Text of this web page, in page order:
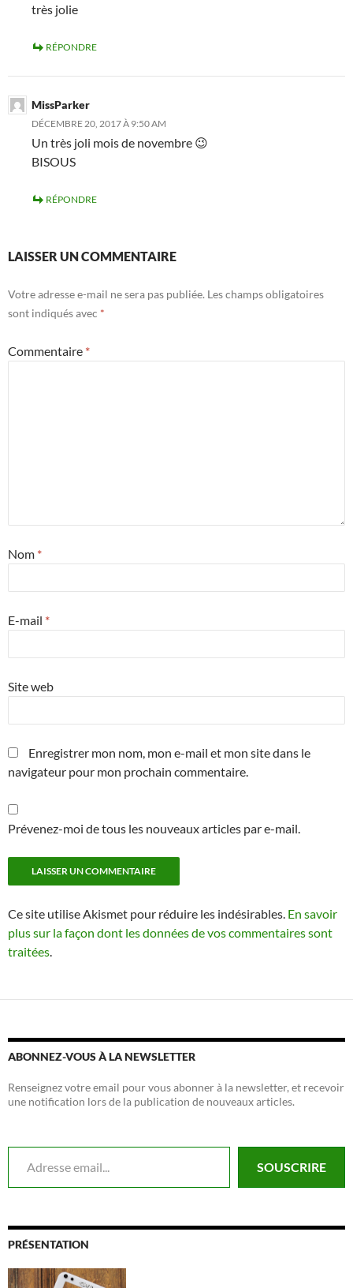
très jolie
RÉPONDRE
MissParker
DÉCEMBRE 20, 2017 À 9:50 AM
Un très joli mois de novembre 😉
BISOUS
RÉPONDRE
LAISSER UN COMMENTAIRE
Votre adresse e-mail ne sera pas publiée. Les champs obligatoires
sont indiqués avec *
Commentaire *
Nom *
E-mail *
Site web
Enregistrer mon nom, mon e-mail et mon site dans le
navigateur pour mon prochain commentaire.
Prévenez-moi de tous les nouveaux articles par e-mail.
Ce site utilise Akismet pour réduire les indésirables. En savoir
plus sur la façon dont les données de vos commentaires sont
traitées.
ABONNEZ-VOUS À LA NEWSLETTER
Renseignez votre email pour vous abonner à la newsletter, et recevoir
une notification lors de la publication de nouveaux articles.
Adresse email...
SOUSCRIRE
PRÉSENTATION